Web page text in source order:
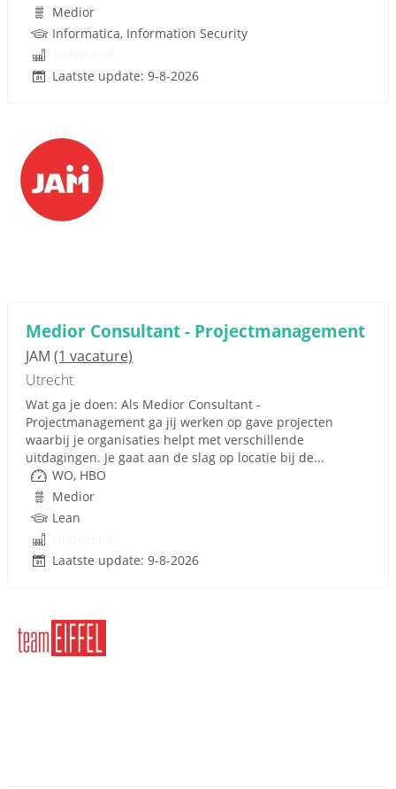
Medior
Informatica, Information Security
Laatste update: 9-8-2026
Medior Consultant - Projectmanagement
JAM (1 vacature)
Utrecht
Wat ga je doen: Als Medior Consultant -
Projectmanagement ga jij werken op gave projecten
waarbij je organisaties helpt met verschillende
uitdagingen. Je gaat aan de slag op locatie bij de...
WO, HBO
Medior
Lean
Laatste update: 9-8-2026